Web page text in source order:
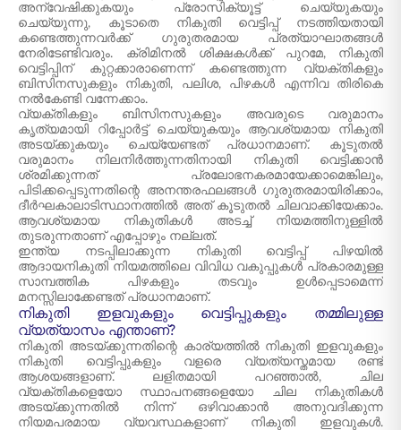
അന്വേഷിക്കുകയും പ്രോസിക്യൂട്ട് ചെയ്യുകയും
ചെയ്യുന്നു, കൂടാതെ നികുതി വെട്ടിപ്പ് നടത്തിയതായി
കണ്ടെത്തുന്നവർക്ക് ഗുരുതരമായ പ്രത്യാഘാതങ്ങൾ
നേരിടേണ്ടിവരും. ക്രിമിനൽ ശിക്ഷകൾക്ക് പുറമേ, നികുതി
വെട്ടിപ്പിന് കുറ്റക്കാരാണെന്ന് കണ്ടെത്തുന്ന വ്യക്തികളും
ബിസിനസുകളും നികുതി, പലിശ, പിഴകൾ എന്നിവ തിരികെ
നൽകേണ്ടി വന്നേക്കാം.
വ്യക്തികളും ബിസിനസുകളും അവരുടെ വരുമാനം
കൃത്യമായി റിപ്പോർട്ട് ചെയ്യുകയും ആവശ്യമായ നികുതി
അടയ്ക്കുകയും ചെയ്യേണ്ടത് പ്രധാനമാണ്. കൂടുതൽ
വരുമാനം നിലനിർത്തുന്നതിനായി നികുതി വെട്ടിക്കാൻ
ശ്രമിക്കുന്നത് പ്രലോഭനകരമായേക്കാമെങ്കിലും,
പിടിക്കപ്പെടുന്നതിന്റെ അനന്തരഫലങ്ങൾ ഗുരുതരമായിരിക്കാം,
ദീർഘകാലാടിസ്ഥാനത്തിൽ അത് കൂടുതൽ ചിലവാക്കിയേക്കാം.
ആവശ്യമായ നികുതികൾ അടച്ച് നിയമത്തിനുള്ളിൽ
തുടരുന്നതാണ് എപ്പോഴും നല്ലത്.
ഇന്ത്യ നടപ്പിലാക്കുന്ന നികുതി വെട്ടിപ്പ് പിഴയിൽ
ആദായനികുതി നിയമത്തിലെ വിവിധ വകുപ്പുകൾ പ്രകാരമുള്ള
സാമ്പത്തിക പിഴകളും തടവും ഉൾപ്പെടാമെന്ന്
മനസ്സിലാക്കേണ്ടത് പ്രധാനമാണ്.
നികുതി ഇളവുകളും വെട്ടിപ്പുകളും തമ്മിലുള്ള
വ്യത്യാസം എന്താണ്?
നികുതി അടയ്ക്കുന്നതിന്റെ കാര്യത്തിൽ നികുതി ഇളവുകളും
നികുതി വെട്ടിപ്പുകളും വളരെ വ്യത്യസ്തമായ രണ്ട്
ആശയങ്ങളാണ്. ലളിതമായി പറഞ്ഞാൽ, ചില
വ്യക്തികളെയോ സ്ഥാപനങ്ങളെയോ ചില നികുതികൾ
അടയ്ക്കുന്നതിൽ നിന്ന് ഒഴിവാക്കാൻ അനുവദിക്കുന്ന
നിയമപരമായ വ്യവസ്ഥകളാണ് നികുതി ഇളവുകൾ.